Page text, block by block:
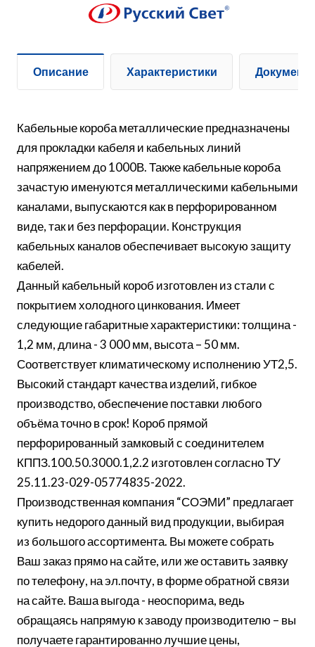
Описание Характеристики
Кабельные короба металлические предназначены
для прокладки кабеля и кабельных линий
напряжением до 1000В. Также кабельные короба
зачастую именуются металлическими кабельными
каналами, выпускаются как в перфорированном
виде, так и без перфорации. Конструкция
кабельных каналов обеспечивает высокую защиту
кабелей.
Данный кабельный короб изготовлен из стали с
покрытием холодного цинкования. Имеет
следующие габаритные характеристики: толщина -
1,2 мм, длина - 3 000 мм, высота – 50 мм.
Соответствует климатическому исполнению УТ2,5.
Высокий стандарт качества изделий, гибкое
производство, обеспечение поставки любого
объёма точно в срок! Короб прямой
перфорированный замковый с соединителем
КППЗ.100.50.3000.1,2.2 изготовлен согласно ТУ
25.11.23-029-05774835-2022.
Производственная компания “СОЭМИ” предлагает
купить недорого данный вид продукции, выбирая
из большого ассортимента. Вы можете собрать
Ваш заказ прямо на сайте, или же оставить заявку
по телефону, на эл.почту, в форме обратной связи
на сайте. Ваша выгода - неоспорима, ведь
обращаясь напрямую к заводу производителю – вы
получаете гарантированно лучшие цены,